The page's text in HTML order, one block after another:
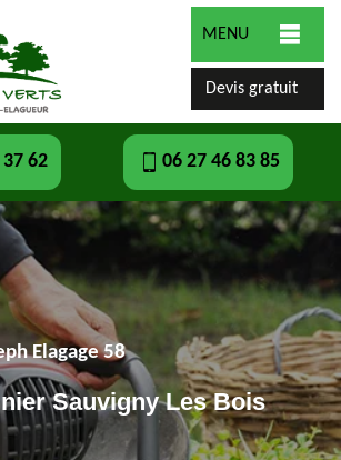
MENU
Devis gratuit
62 06 27 46 83 85
Elagage 58
Sauvigny Les Bois